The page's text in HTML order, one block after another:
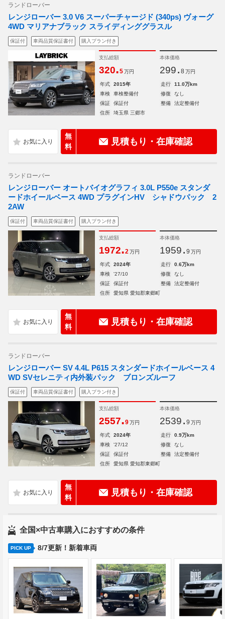
ランドローバー
レンジローバー 3.0 V6 スーパーチャージド (340ps) ヴォーグ
4WD マリアナブラック スライディンググラスル
保証付 車両品質保証書付 購入プラン付き
支払総額
320.5 万円
本体価格
299. 8 万円
年式 2015年 走行
11.0万km
車検
車検整備付 修復
なし
保証
保証付 整備
法定整備付
住所
埼玉県 三郷市
無
料
見積もり・在庫確認
ランドローバー
レンジローバー オートバイオグラフィ 3.0L P550e スタンダ
ードホイールベース 4WD プラグインHV シャドウパック 2
2AW
保証付 車両品質保証書付 購入プラン付き
支払総額
1972.2 万円
本体価格
1959. 9 万円
年式 2024年 走行
0.6万km
車検
'27/10 修復
なし
保証
保証付 整備
法定整備付
住所
愛知県 愛知郡東郷町
無
料
見積もり・在庫確認
ランドローバー
レンジローバー SV 4.4L P615 スタンダードホイールベース 4
WD SVセレニティ内外装パック ブロンズルーフ
保証付 車両品質保証書付 購入プラン付き
支払総額
2557.9 万円
本体価格
2539. 9 万円
年式 2024年 走行
0.9万km
車検
'27/12 修復
なし
保証
保証付 整備
法定整備付
住所
愛知県 愛知郡東郷町
無
料
見積もり・在庫確認
全国×中古車購入におすすめの条件
PICK UP 8/7更新！新着車両